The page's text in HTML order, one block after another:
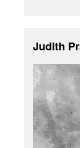
Judith